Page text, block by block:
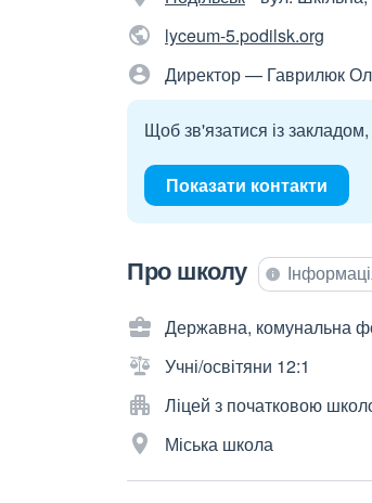
lyceum-5.podilsk.org
Директор — Гаврилюк
Щоб зв'язатися із
Показати контакти
Про школу
Державна, комунальна
Учні/освітяни 12:1
Ліцей з початковою
Міська школа